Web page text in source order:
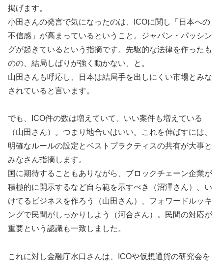
掲げます。
小田さんの発言で気になったのは、ICOに関し「日本への
不信感」が高まっているということ。ジャパン・パッシン
グが起きているという指摘です。先駆的な法律を作ったも
のの、結局しばりが強く動かない、と。
山田さんも呼応し、日本は結局手を出しにくい市場とみな
されていると言います。
でも、ICO件の数は増えていて、いい案件も増えている
（山田さん）。つまり地合いはいい。これを伸ばすには、
明確なルールの設定とベストプラクティスの共有が大事と
みなさん指摘します。
国に期待することもありながら、ブロックチェーン企業が
積極的に開示するなど自ら範を示すべき（沼澤さん）、い
けてるビジネスを作ろう（山田さん）、フォワードルッキ
ングで民間がしっかりしよう（河合さん）。民間の対応が
重要という認識も一致しました。
これに対し金融庁水口さんは、ICOや仮想通貨の研究会を